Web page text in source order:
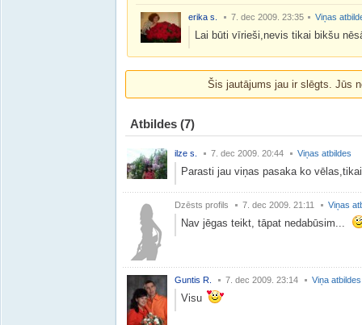
erika s. 7. dec 2009. 23:35 Viņas
Lai būti vīrieši,nevis tikai bikšu
Šis jautājums jau ir slēgts. Jūs
Atbildes (7)
ilze s. 7. dec 2009. 20:44 Viņas atbildes
Parasti jau viņas pasaka ko
Dzēsts profils 7. dec 2009. 21:11 Viņas
Nav jēgas teikt, tāpat nedabūsim...
Guntis R. 7. dec 2009. 23:14 Viņa atbildes
Visu